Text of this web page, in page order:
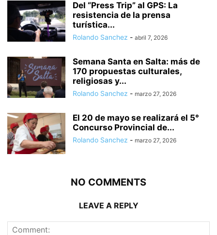
Del “Press Trip” al GPS: La
resistencia de la prensa
turística...
Rolando Sanchez - abril 7, 2026
Semana Santa en Salta: más de
170 propuestas culturales,
religiosas y...
Rolando Sanchez - marzo 27, 2026
El 20 de mayo se realizará el 5°
Concurso Provincial de...
Rolando Sanchez - marzo 27, 2026
NO COMMENTS
LEAVE A REPLY